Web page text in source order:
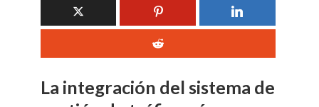
La integración del sistema de